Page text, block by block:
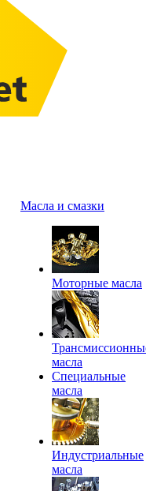
Масла и смазки
Моторные масла
масла
Специальные
масла
Индустриальные
масла